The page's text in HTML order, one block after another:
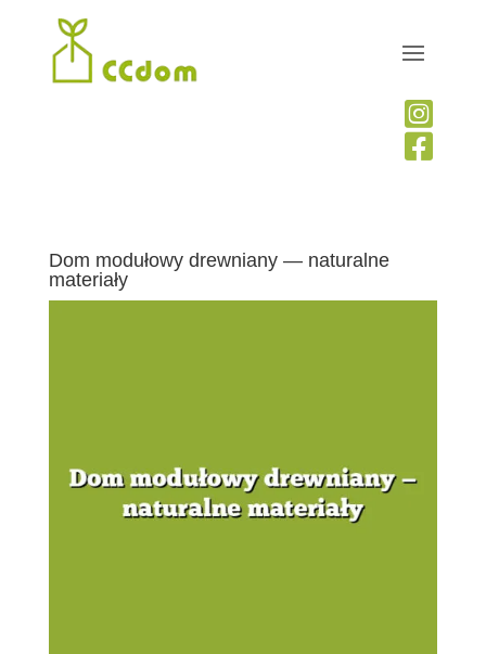


Dom modułowy drewniany — naturalne
materiały